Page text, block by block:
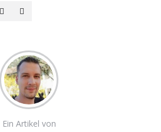
Ein Artikel von